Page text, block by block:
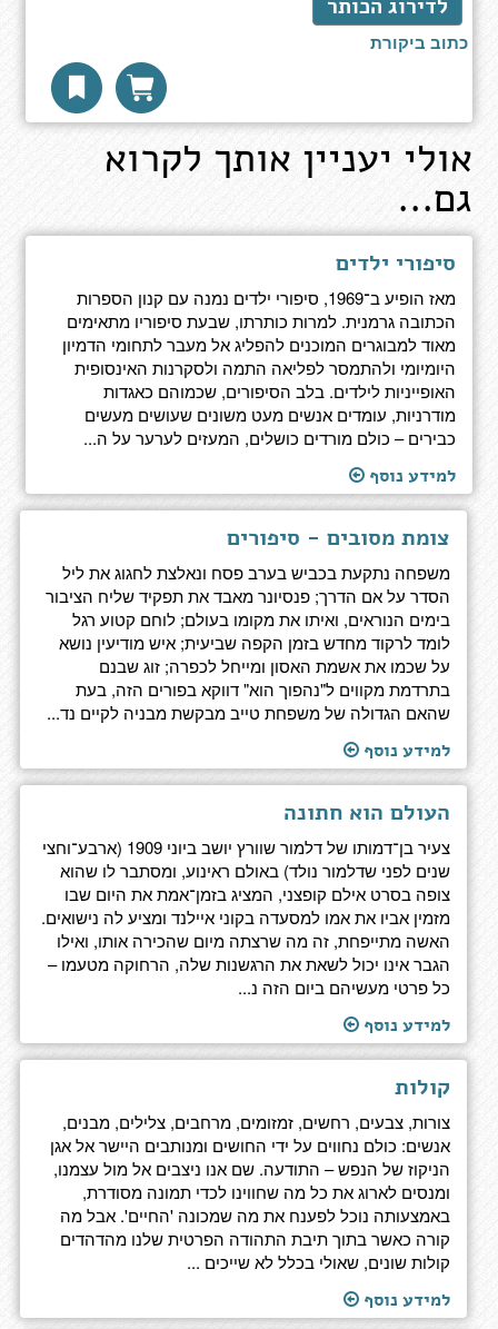
לדירוג הכותר
כתוב ביקורת
אולי יעניין אותך לקרוא
גם...
סיפורי ילדים
מאז הופיע ב־1969, סיפורי ילדים נמנה עם קנון הספרות
הכתובה גרמנית. למרות כותרתו, שבעת סיפוריו מתאימים
מאוד למבוגרים המוכנים להפליג אל מעבר לתחומי הדמיון
היומיומי ולהתמסר לפליאה התמה ולסקרנות האינסופית
האופייניות לילדים. בלב הסיפורים, שכמוהם כאגדות
מודרניות, עומדים אנשים מעט משונים שעושים מעשים
כבירים – כולם מורדים כושלים, המעזים לערער על ה...
למידע נוסף
צומת מסובים - סיפורים
משפחה נתקעת בכביש בערב פסח ונאלצת לחגוג את ליל
הסדר על אם הדרך; פנסיונר מאבד את תפקיד שליח הציבור
בימים הנוראים, ואיתו את מקומו בעולם; לוחם קטוע רגל
לומד לרקוד מחדש בזמן הקפה שביעית; איש מודיעין נושא
על שכמו את אשמת האסון ומייחל לכפרה; זוג שבנם
בתרדמת מקווים ל"נהפוך הוא" דווקא בפורים הזה, בעת
שהאם הגדולה של משפחת טייב מבקשת מבניה לקיים נד...
למידע נוסף
העולם הוא חתונה
צעיר בן־דמותו של דלמור שוורץ יושב ביוני 1909 (ארבע־וחצי
שנים לפני שדלמור נולד) באולם ראינוע, ומסתבר לו שהוא
צופה בסרט אילם קופצני, המציג בזמן־אמת את היום שבו
מזמין אביו את אמו למסעדה בקוני איילנד ומציע לה נישואים.
האשה מתייפחת, זה מה שרצתה מיום שהכירה אותו, ואילו
הגבר אינו יכול לשאת את הרגשנות שלה, הרחוקה מטעמו –
כל פרטי מעשיהם ביום הזה נ...
למידע נוסף
קולות
צורות, צבעים, רחשים, זמזומים, מרחבים, צלילים, מבנים,
אנשים: כולם נחווים על ידי החושים ומנותבים היישר אל אגן
הניקוז של הנפש – התודעה. שם אנו ניצבים אל מול עצמנו,
ומנסים לארוג את כל מה שחווינו לכדי תמונה מסודרת,
באמצעותה נוכל לפענח את מה שמכונה 'החיים'. אבל מה
קורה כאשר בתוך תיבת התהודה הפרטית שלנו מהדהדים
קולות שונים, שאולי בכלל לא שייכים ...
למידע נוסף